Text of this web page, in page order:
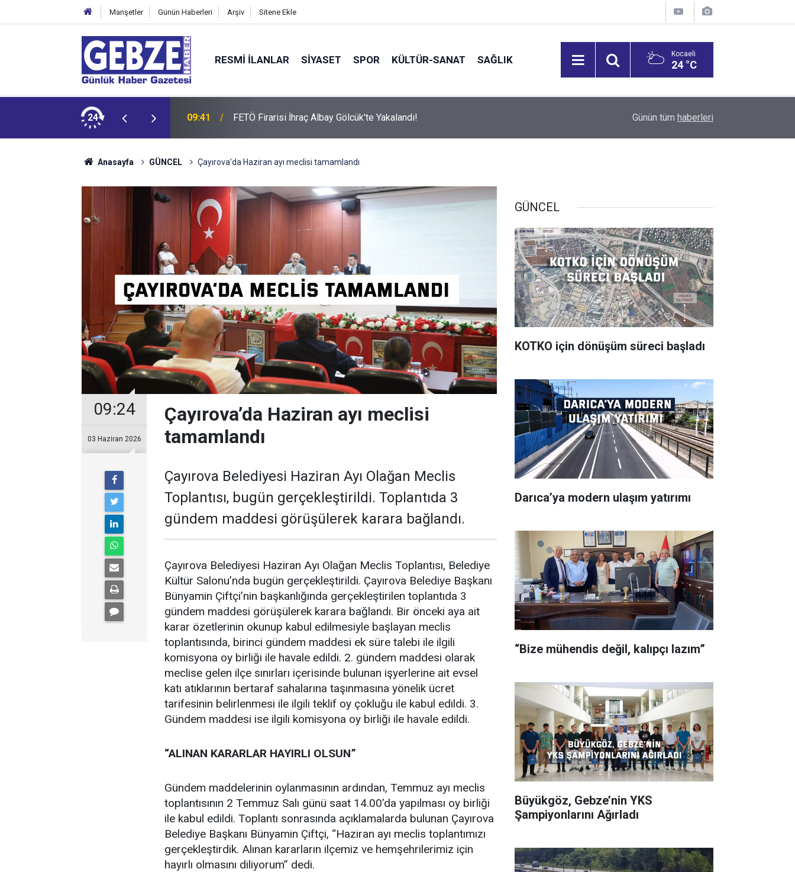
Manşetler Günün Haberleri Arşiv Sitene Ekle
RESMI İLANLAR SİYASET SPOR KÜLTÜR-SANAT SAĞLIK Kocaeli
24 °C
24 09:41 FETÖ Firarisi İhraç Albay Gölcük'te Yakalandı! ​ Darıca’ya modern ulaşım yatırımı
Günün tüm haberleri
Anasayfa GÜNCEL Çayırova’da Haziran ayı meclisi tamamlandı
09:24
03 Haziran 2026
Çayırova’da Haziran ayı meclisi
tamamlandı
Çayırova Belediyesi Haziran Ayı Olağan Meclis
Toplantısı, bugün gerçekleştirildi. Toplantıda 3
gündem maddesi görüşülerek karara bağlandı.
Çayırova Belediyesi Haziran Ayı Olağan Meclis Toplantısı, Belediye
Kültür Salonu’nda bugün gerçekleştirildi. Çayırova Belediye Başkanı
Bünyamin Çiftçi’nin başkanlığında gerçekleştirilen toplantıda 3
gündem maddesi görüşülerek karara bağlandı. Bir önceki aya ait
karar özetlerinin okunup kabul edilmesiyle başlayan meclis
toplantısında, birinci gündem maddesi ek süre talebi ile ilgili
komisyona oy birliği ile havale edildi. 2. gündem maddesi olarak
meclise gelen ilçe sınırları içerisinde bulunan işyerlerine ait evsel
katı atıklarının bertaraf sahalarına taşınmasına yönelik ücret
tarifesinin belirlenmesi ile ilgili teklif oy çokluğu ile kabul edildi. 3.
Gündem maddesi ise ilgili komisyona oy birliği ile havale edildi.
“ALINAN KARARLAR HAYIRLI OLSUN”
Gündem maddelerinin oylanmasının ardından, Temmuz ayı meclis
toplantısının 2 Temmuz Salı günü saat 14.00’da yapılması oy birliği
ile kabul edildi. Toplantı sonrasında açıklamalarda bulunan Çayırova
Belediye Başkanı Bünyamin Çiftçi, “Haziran ayı meclis toplantımızı
gerçekleştirdik. Alınan kararların ilçemiz ve hemşehrilerimiz için
hayırlı olmasını diliyorum” dedi.
GÜNCEL
KOTKO için dönüşüm süreci başladı
Darıca’ya modern ulaşım yatırımı
“Bize mühendis değil, kalıpçı lazım”
Büyükgöz, Gebze’nin YKS
Şampiyonlarını Ağırladı